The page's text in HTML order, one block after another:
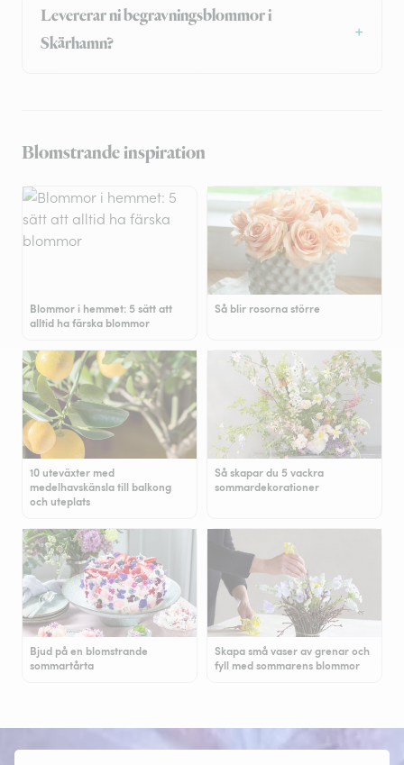
Levererar ni begravningsblommor i
Skärhamn?
Blomstrande inspiration
Blommor i hemmet: 5 sätt att
alltid ha färska blommor
Så blir rosorna större
10 uteväxter med
medelhavskänsla till balkong
och uteplats
Så skapar du 5 vackra
sommardekorationer
Bjud på en blomstrande
sommartårta
Skapa små vaser av grenar och
fyll med sommarens blommor